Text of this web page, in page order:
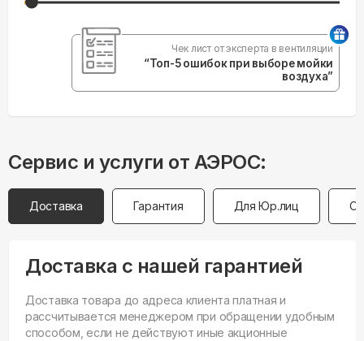
Чек лист от эксперта в вентиляции
“Топ-5 ошибок при выборе мойки
воздуха”
Сервис и услуги от АЭРОС:
Доставка Гарантия Для Юр.лиц
Доставка с нашей гарантией
Доставка товара до адреса клиента платная и
рассчитывается менеджером при обращении удобным
способом, если не действуют иные акционные